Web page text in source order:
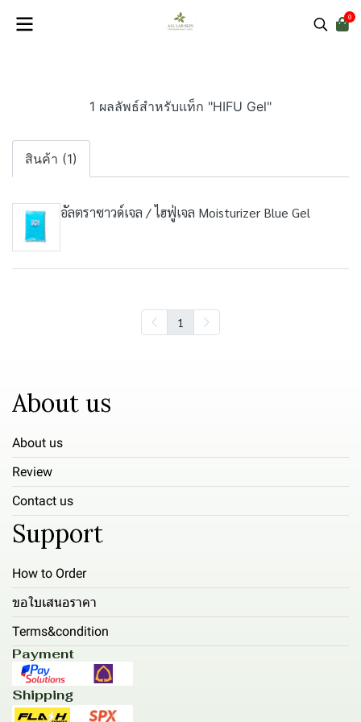
0
1 ผลลัพธ์สำหรับแท็ก "HIFU Gel"
สินค้า (1)
อัลตราซาวด์เจล / ไฮฟู่เจล Moisturizer Blue Gel
1
About us
About us
Review
Contact us
Support
How to Order
ขอใบเสนอราคา
Terms&condition
Payment
Shipping